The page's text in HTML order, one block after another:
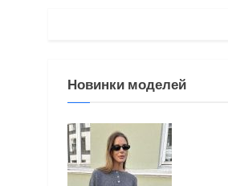
а
ь
Новинки моделей